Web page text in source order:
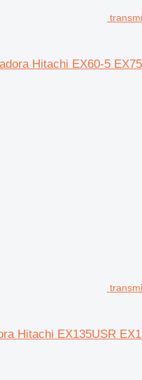
Hitachi EX60-5
Hitachi EX135USR